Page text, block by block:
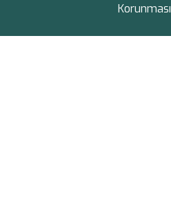
Korunması